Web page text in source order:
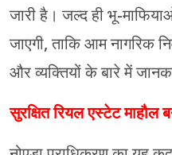
जारी है। जल्द ही भू-
जाएगी, ताकि आम नागरिक
और व्यक्तियों के बारे में
सुरक्षित रियल एस्टेट माहौल